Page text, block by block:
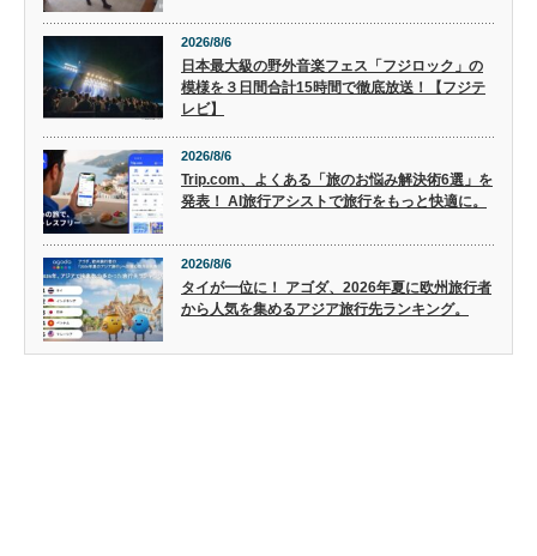
2026/8/6
日本最大級の野外音楽フェス「フジロック」の
模様を３日間合計15時間で徹底放送！【フジテ
レビ】
2026/8/6
Trip.com、よくある「旅のお悩み解決術6選」を
発表！ AI旅行アシストで旅行をもっと快適に。
2026/8/6
タイが一位に！ アゴダ、2026年夏に欧州旅行者
から人気を集めるアジア旅行先ランキング。